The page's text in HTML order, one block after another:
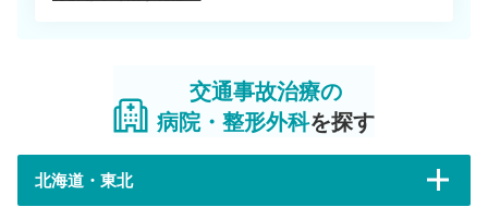
交通事故治療の
病院・整形外科を探す
北海道・東北